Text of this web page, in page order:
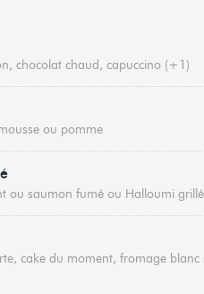
chocolat chaud, capuccino (+1)
ou pomme
ou saumon fumé ou Halloumi
cake du moment, fromage blanc